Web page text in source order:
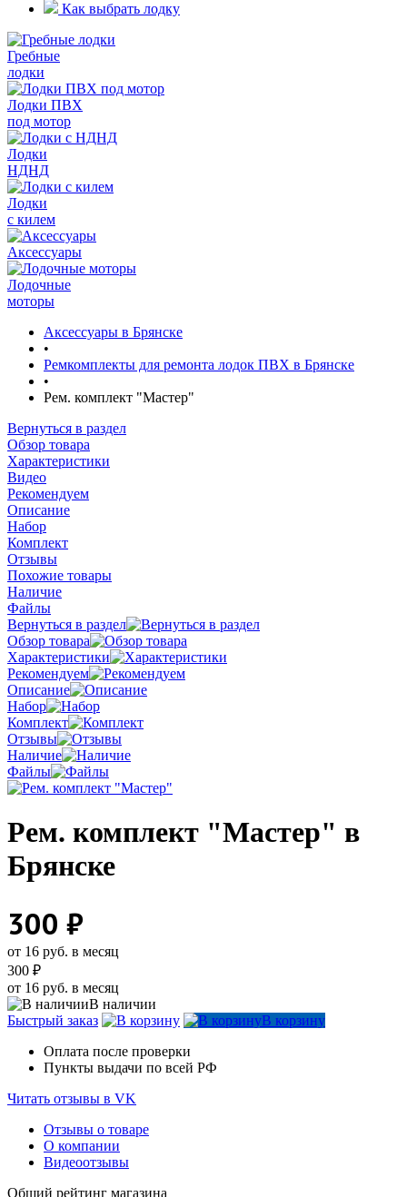
Как выбрать лодку
Гребные
лодки
Лодки ПВХ
под мотор
Лодки
НДНД
Лодки
с килем
Аксессуары
Лодочные
моторы
Аксессуары в Брянске
•
Ремкомплекты для ремонта лодок ПВХ в Брянске
•
Рем. комплект "Мастер"
Вернуться в раздел
Обзор товара
Характеристики
Видео
Рекомендуем
Описание
Набор
Комплект
Отзывы
Похожие товары
Наличие
Файлы
Вернуться в раздел
Обзор товара
Характеристики
Рекомендуем
Описание
Набор
Комплект
Отзывы
Наличие
Файлы
Рем. комплект "Мастер" в
Брянске
300 ₽
от 16 руб. в месяц
300 ₽
от 16 руб. в месяц
В наличии
Быстрый заказ
В корзину
Оплата после проверки
Пункты выдачи по всей РФ
Читать отзывы в VK
Отзывы о товаре
О компании
Видеоотзывы
Общий рейтинг магазина